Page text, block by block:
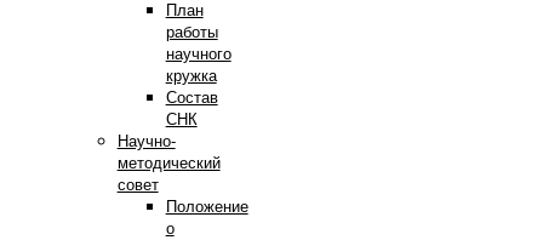
План
работы
научного
кружка
Состав
СНК
Научно-
методический
совет
Положение
о